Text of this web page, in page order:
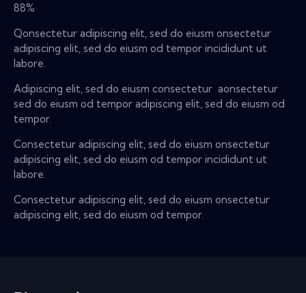
88%
Qonsectetur adipiscing elit, sed do eiusm onsectetur
adipiscing elit, sed do eiusm od tempor incididunt ut
labore.
Adipiscing elit, sed do eiusm consectetur aonsectetur
sed do eiusm od tempor adipiscing elit, sed do eiusm od
tempor.
Consectetur adipiscing elit, sed do eiusm onsectetur
adipiscing elit, sed do eiusm od tempor incididunt ut
labore.
Consectetur adipiscing elit, sed do eiusm onsectetur
adipiscing elit, sed do eiusm od tempor.